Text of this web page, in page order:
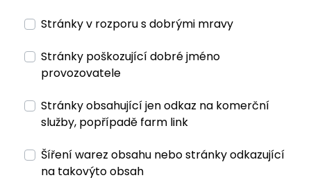
Stránky v rozporu s dobrými mravy
Stránky poškozující dobré jméno
provozovatele
Stránky obsahující jen odkaz na komerční
služby, popřípadě farm link
Šíření warez obsahu nebo stránky odkazující
na takovýto obsah